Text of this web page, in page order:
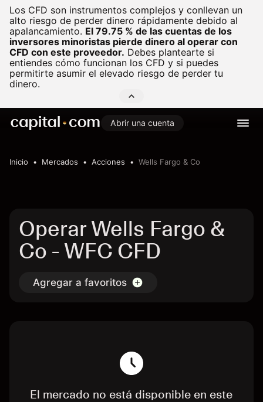
Los CFD son instrumentos complejos y conllevan un
alto riesgo de perder dinero rápidamente debido al
apalancamiento. El 79.75 % de las cuentas de los
inversores minoristas pierde dinero al operar con
CFD con este proveedor. Debes plantearte si
entiendes cómo funcionan los CFD y si puedes
permitirte asumir el elevado riesgo de perder tu
dinero.
Abrir una cuenta
Inicio Mercados Acciones Wells Fargo & Co
Operar Wells Fargo &
Co - WFC CFD
Agregar a favoritos
El mercado no está disponible en este